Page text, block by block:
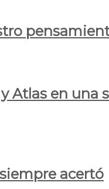
Atlas en una
acertó